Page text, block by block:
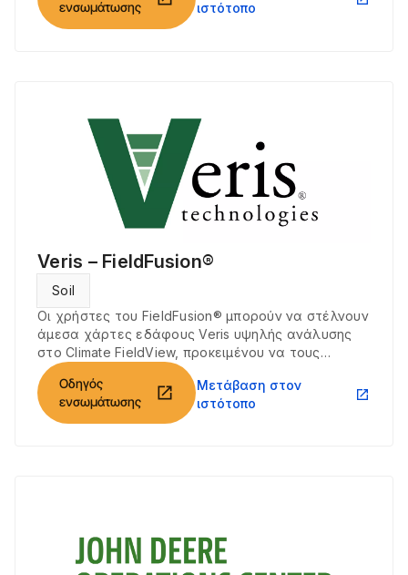
ενσωμάτωσης
ιστότοπο
Veris – FieldFusion®
Soil
Οι χρήστες του FieldFusion® μπορούν να στέλνουν
άμεσα χάρτες εδάφους Veris υψηλής ανάλυσης
στο Climate FieldView, προκειμένου να τους
χρησιμοποιήσουν σε συνδυασμό με τις λειτουργίες
παρακολούθησης αζώτου, οπτικοποίησης
δεδομένων και δημιουργίας δεσμών ενεργειών
(Manual Script Creator).
Οδηγός
ενσωμάτωσης
open_in_new
Μετάβαση στον
ιστότοπο
open_in_new